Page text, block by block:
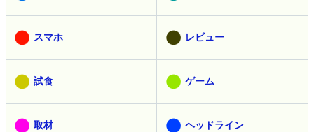
スマホ レビュー
試食 ゲーム
取材 ヘッドライン